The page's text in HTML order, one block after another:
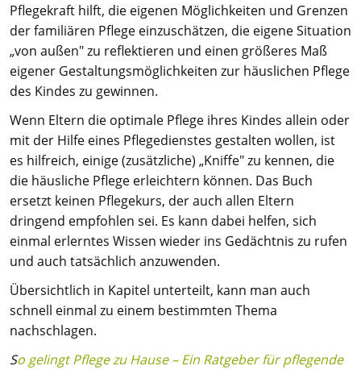
Pflegekraft hilft, die eigenen Möglichkeiten und Grenzen
der familiären Pflege einzuschätzen, die eigene Situation
„von außen" zu reflektieren und einen größeres Maß
eigener Gestaltungsmöglichkeiten zur häuslichen Pflege
des Kindes zu gewinnen.
Wenn Eltern die optimale Pflege ihres Kindes allein oder
mit der Hilfe eines Pflegedienstes gestalten wollen, ist
es hilfreich, einige (zusätzliche) „Kniffe" zu kennen, die
die häusliche Pflege erleichtern können. Das Buch
ersetzt keinen Pflegekurs, der auch allen Eltern
dringend empfohlen sei. Es kann dabei helfen, sich
einmal erlerntes Wissen wieder ins Gedächtnis zu rufen
und auch tatsächlich anzuwenden.
Übersichtlich in Kapitel unterteilt, kann man auch
schnell einmal zu einem bestimmten Thema
nachschlagen.
So gelingt Pflege zu Hause – Ein Ratgeber für pflegende